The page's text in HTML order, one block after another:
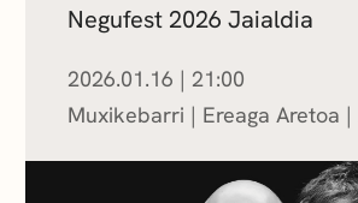
Negufest 2026 Jaialdia
2026.01.16 | 21:00
Muxikebarri | Ereaga Aretoa